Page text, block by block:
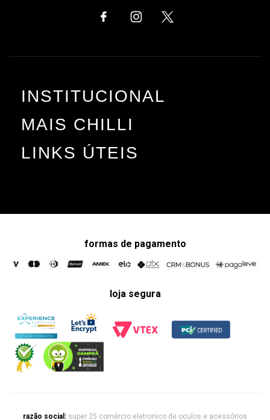
INSTITUCIONAL
MAIS CHILLI
LINKS ÚTEIS
formas de pagamento
loja segura
razão social: super 25 comércio eletronico de oculos e acessórios